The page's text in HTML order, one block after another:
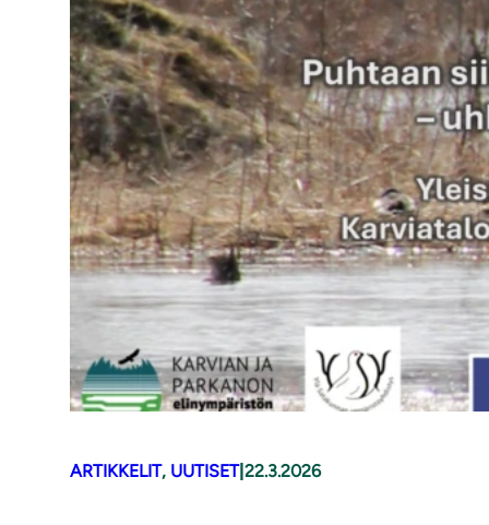
ARTIKKELIT, UUTISET| 22.3.2026